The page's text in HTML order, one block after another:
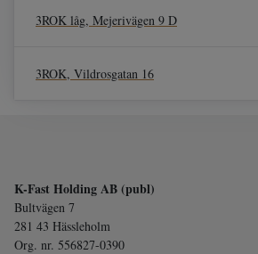
3ROK låg, Mejerivägen 9 D
3ROK, Vildrosgatan 16
K-Fast Holding AB (publ)
Bultvägen 7
281 43 Hässleholm
Org. nr. 556827-0390